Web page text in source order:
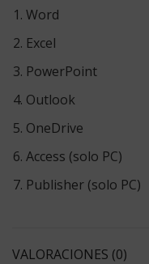
Microsoft
Word
Microsoft
Excel
Microsoft
PowerPoint
Microsoft
Outlook
Microsoft
OneDrive
Microsoft
Access (solo PC)
Microsoft
Publisher (solo PC)
VALORACIONES (0)